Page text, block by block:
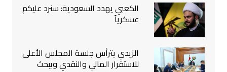
الكعبي يهدد السعودية: سنرد عليكم
عسكرياً
الزيدي يترأس جلسة المجلس الأعلى
للاستقرار المالي والنقدي ويبحث